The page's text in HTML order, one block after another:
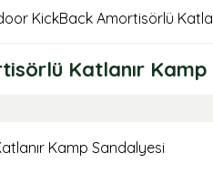
KickBack Amortisörlü
Katlanır Kamp